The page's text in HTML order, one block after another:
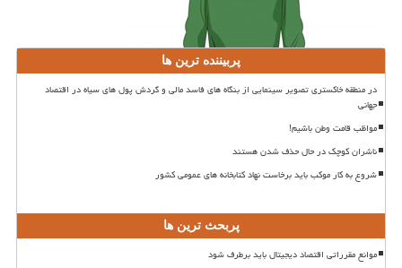
پربیننده ترین ها
در منطقه خاکستری تصویر سینمایی از بنگاه های فاسد مالی و گردش پول های سیاه در اقتصاد
جهانی
مواظب قامت وطن باشیم!
ناشران کوچک در حال حذف شدن هستند
شروع به کار موکب باید برخاست نهاد کتابخانه های عمومی کشور
پربحث ترین ها
موانع مقرراتی اقتصاد دیجیتال باید برطرف شود